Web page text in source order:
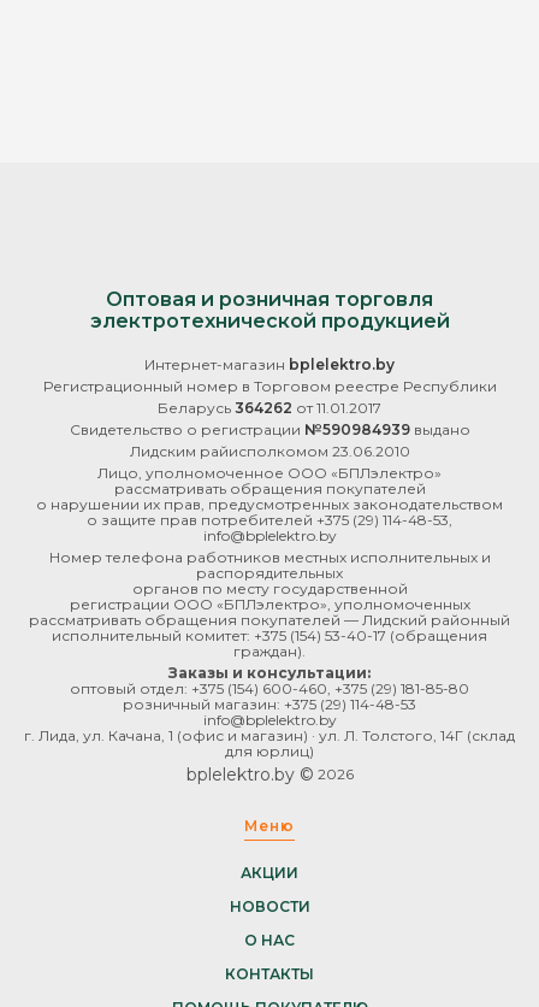
Оптовая и розничная торговля
электротехнической продукцией
Интернет-магазин bplelektro.by
Регистрационный номер в Торговом реестре Республики
Беларусь 364262 от 11.01.2017
Свидетельство о регистрации №590984939выдано
Лидским райисполкомом 23.06.2010
Лицо, уполномоченное ООО «БПЛэлектро»
рассматривать обращения покупателей
о нарушении их прав, предусмотренных законодательством
о защите прав потребителей +375 (29) 114-48-53
info@bplelektro.by
Номер телефона работников местных исполнительных и
распорядительных
органов по месту государственной
регистрации ООО «БПЛэлектро», уполномоченных
рассматривать обращения покупателей — Лидский районный
исполнительный комитет: +375 (154) 53-40-17 (обращения
граждан).
Заказы и консультации:
оптовый отдел: +375 (154) 600-460 +375 (29) 181-85-80
розничный магазин: +375 (29) 114-48-53
info@bplelektro.by
г. Лида, ул. Качана, 1 (офис и магазин) · ул. Л. Толстого, 14Г (склад
для юрлиц)
bplelektro.by © 2026
Меню
АКЦИИ
НОВОСТИ
О НАС
КОНТАКТЫ